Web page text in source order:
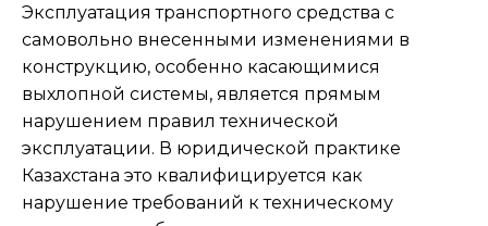
Эксплуатация транспортного средства с
самовольно внесенными изменениями в
конструкцию, особенно касающимися
выхлопной системы, является прямым
нарушением правил технической
эксплуатации. В юридической практике
Казахстана это квалифицируется как
нарушение требований к техническому